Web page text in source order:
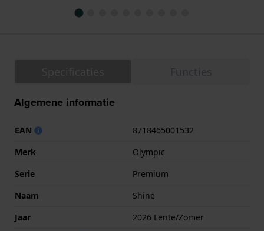
Algemene informatie
EAN
8718465001532
Merk
Olympic
Serie
Premium
Naam
Shine
Jaar
2026 Lente/Zomer